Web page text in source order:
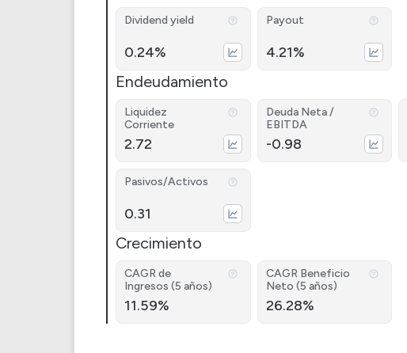
Dividend yield
0.24%
Payout
4.21%
Endeudamiento
Liquidez
Corriente
2.72
Deuda Neta /
EBITDA
-0.98
Pasivos/Activos
0.31
Crecimiento
CAGR de
Ingresos (5 años)
11.59%
CAGR Beneficio
Neto (5 años)
26.28%